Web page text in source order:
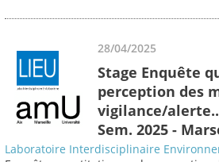
28/04/2025
Stage Enquête
perception des
vigilance/
Sem. 2025 -
Laboratoire Interdisciplinaire